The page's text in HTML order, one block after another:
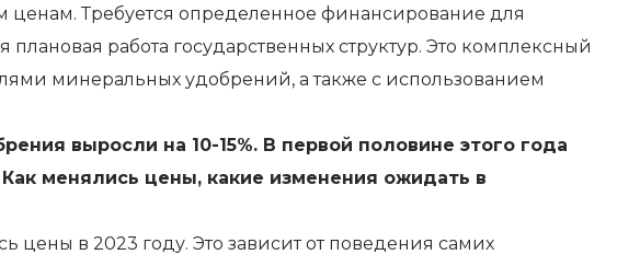
Требуется определенное финансирование для
плановая работа государственных структур. Это комплексный
минеральных удобрений, а также с использованием
выросли на 10-15%. В первой половине этого года
менялись цены, какие изменения ожидать в
цены в 2023 году. Это зависит от поведения самих